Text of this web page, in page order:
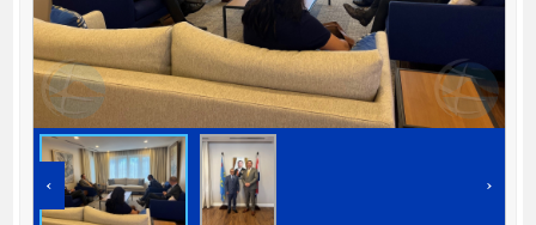
‹ ›